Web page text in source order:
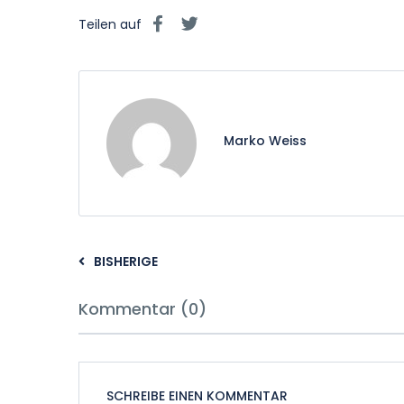
Teilen auf
Marko Weiss
BISHERIGE
Kommentar (0)
SCHREIBE EINEN KOMMENTAR